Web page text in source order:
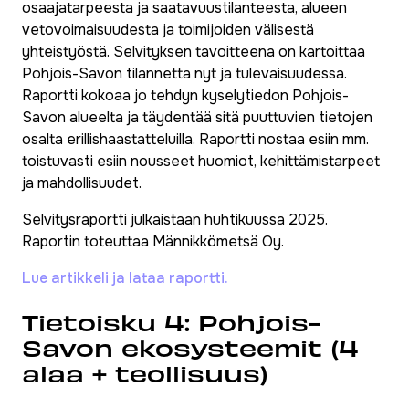
osaajatarpeesta ja saatavuustilanteesta, alueen
vetovoimaisuudesta ja toimijoiden välisestä
yhteistyöstä. Selvityksen tavoitteena on kartoittaa
Pohjois-Savon tilannetta nyt ja tulevaisuudessa.
Raportti kokoaa jo tehdyn kyselytiedon Pohjois-
Savon alueelta ja täydentää sitä puuttuvien tietojen
osalta erillishaastatteluilla. Raportti nostaa esiin mm.
toistuvasti esiin nousseet huomiot, kehittämistarpeet
ja mahdollisuudet.
Selvitysraportti julkaistaan huhtikuussa 2025.
Raportin toteuttaa Männikkömetsä Oy.
Lue artikkeli ja lataa raportti.
Tietoisku 4: Pohjois-
Savon ekosysteemit (4
alaa + teollisuus)